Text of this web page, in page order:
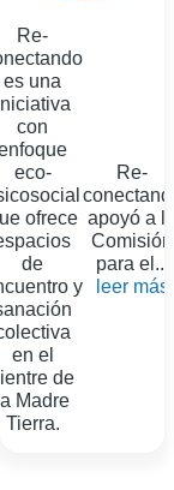
Re-
es una
con
eco-
ofrece
de
y
en el
de
Madre
Tierra.
Re-
conectando
apoyó a la
Comisión
para el...
leer más